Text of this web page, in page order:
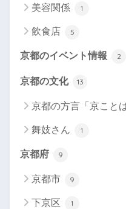
美容関係 1
飲食店 5
京都のイベント情報 2
京都の文化 13
京都の方言「京こと
舞妓さん 1
京都府 9
京都市 9
下京区 1